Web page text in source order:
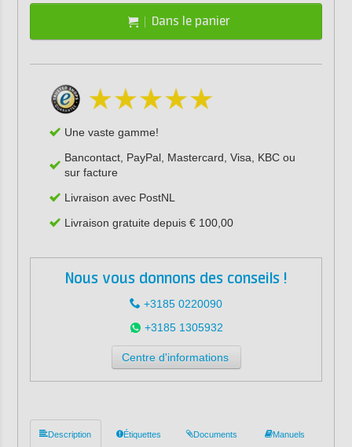
Dans le panier
Une vaste gamme!
Bancontact, PayPal, Mastercard, Visa, KBC ou
sur facture
Livraison avec PostNL
Livraison gratuite depuis € 100,00
Nous vous donnons des conseils !
+3185 0220090
+3185 1305932
Centre d'informations
Description Étiquettes Documents Manuels